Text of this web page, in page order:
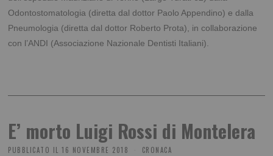
Odontostomatologia (diretta dal dottor Paolo Appendino) e dalla
Pneumologia (diretta dal dottor Roberto Prota), in collaborazione
con l’ANDI (Associazione Nazionale Dentisti Italiani).
E’ morto Luigi Rossi di Montelera
PUBBLICATO IL 16 NOVEMBRE 2018 CRONACA